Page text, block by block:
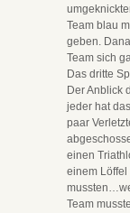
Team blau
geben.
Team sich
Das dritte
Der Anblick
jeder hat
paar
einen
einem
Team